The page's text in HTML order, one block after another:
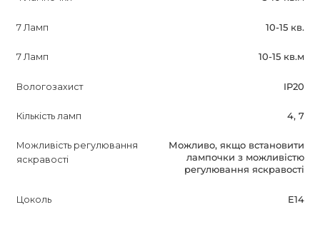
7 Ламп 10-15 кв.
7 Ламп 10-15 кв.м
Вологозахист IP20
Кількість ламп 4, 7
Можливість регулювання
яскравості
Можливо, якщо встановити
лампочки з можливістю
регулювання яскравості
Цоколь E14